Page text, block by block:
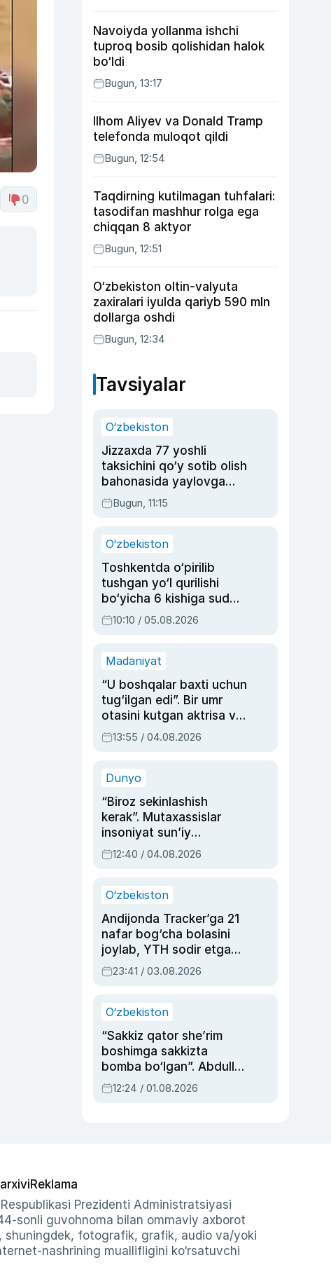
0
Navoiyda yollanma ishchi
tuproq bosib qolishidan halok
bo‘ldi
Bugun, 13:17
Ilhom Aliyev va Donald Tramp
telefonda muloqot qildi
Bugun, 12:54
Taqdirning kutilmagan tuhfalari:
tasodifan mashhur rolga ega
chiqqan 8 aktyor
Bugun, 12:51
O‘zbekiston oltin-valyuta
zaxiralari iyulda qariyb 590 mln
dollarga oshdi
Bugun, 12:34
Tavsiyalar
O‘zbekiston
Jizzaxda 77 yoshli
taksichini qo‘y sotib olish
bahonasida yaylovga
olib borib o‘ldirgan yigit
20 yilga qamaldi
Bugun, 11:15
O‘zbekiston
Toshkentda o‘pirilib
tushgan yo‘l qurilishi
bo‘yicha 6 kishiga sud
hukmi o‘qildi
10:10 / 05.08.2026
Madaniyat
“U boshqalar baxti uchun
tug‘ilgan edi”. Bir umr
otasini kutgan aktrisa va
dublyaj ustasi Rimma
Ahmedovaning
13:55 / 04.08.2026
Dunyo
“Biroz sekinlashish
kerak”. Mutaxassislar
insoniyat sun’iy
intellektni boshqara
olmay qolishidan xavotir
12:40 / 04.08.2026
O‘zbekiston
Andijonda Tracker’ga 21
nafar bog‘cha bolasini
joylab, YTH sodir etgan
ayolga sud hukmi o‘qildi
23:41 / 03.08.2026
O‘zbekiston
“Sakkiz qator she’rim
boshimga sakkizta
bomba bo‘lgan”. Abdulla
Oripovni siyosiy
ayblovlardan asrab
12:24 / 01.08.2026
Reklama
Prezidenti Administratsiyasi
sonli guvohnoma bilan ommaviy axborot
shuningdek, fotografik, grafik, audio va/yoki
nashrining muallifligini ko‘rsatuvchi